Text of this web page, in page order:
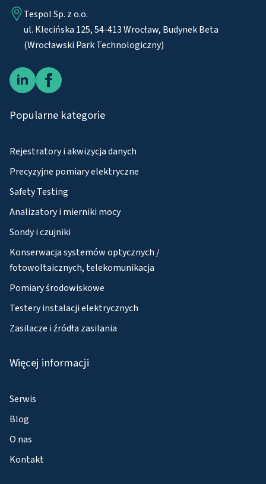
Tespol Sp. z o.o.
ul. Klecińska 125, 54-413 Wrocław, Budynek Beta
(Wrocławski Park Technologiczny)
Popularne kategorie
Rejestratory i akwizycja danych
Precyzyjne pomiary elektryczne
Safety Testing
Analizatory i mierniki mocy
Sondy i czujniki
Konserwacja systemów optycznych /
fotowoltaicznych, telekomunikacja
Pomiary środowiskowe
Testery instalacji elektrycznych
Zasilacze i źródła zasilania
Więcej informacji
Serwis
Blog
O nas
Kontakt